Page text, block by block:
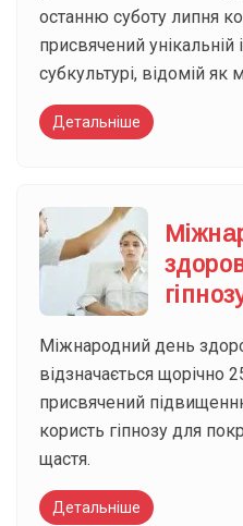
останню суботу липня
присвячений унікальній
субкультурі, відомій як
Детальніше
Міжнародний день
відзначається щорічно
присвячений
користь гіпнозу для
щастя.
Детальніше